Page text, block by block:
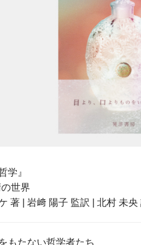
学』
世界
著 | 岩﨑 陽子 監訳 | 北村 未
もたない哲学者たち